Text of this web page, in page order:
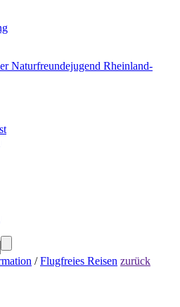
Naturfreundejugend Rheinland-
/Flugfreies Reisen zurück